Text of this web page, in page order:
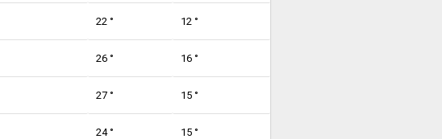
22 ° 12 °
26 ° 16 °
27 ° 15 °
24 ° 15 °